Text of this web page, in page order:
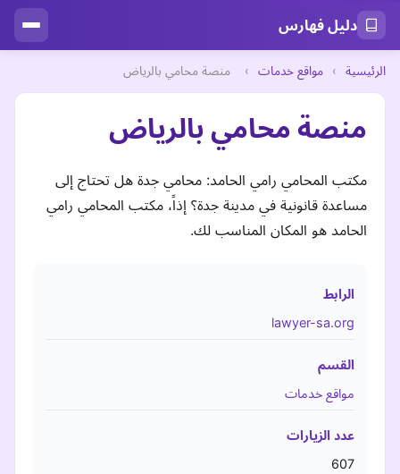
دليل فهارس
الرئيسية › مواقع خدمات › منصة محامي بالرياض
منصة محامي بالرياض
مكتب المحامي رامي الحامد: محامي جدة هل تحتاج إلى
مساعدة قانونية في مدينة جدة؟ إذاً، مكتب المحامي رامي
الحامد هو المكان المناسب لك.
الرابط
lawyer-sa.org
القسم
مواقع خدمات
عدد الزيارات
607